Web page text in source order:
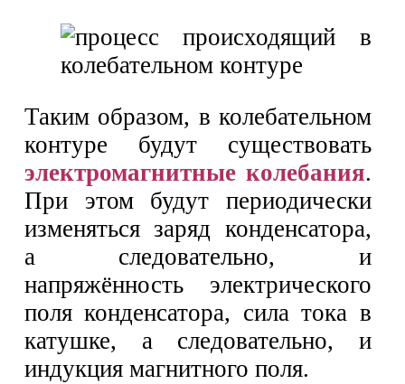
Таким образом, в колебательном
контуре будут существовать
электромагнитные колебания.
При этом будут периодически
изменяться заряд конденсатора,
а следовательно, и
напряжённость электрического
поля конденсатора, сила тока в
катушке, а следовательно, и
индукция магнитного поля.